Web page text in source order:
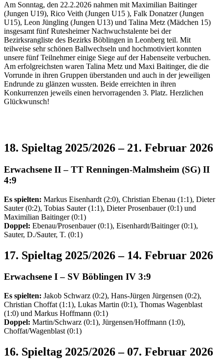
Am Sonntag, den 22.2.2026 nahmen mit Maximilian Baitinger
(Jungen U19), Rico Veith (Jungen U15 ), Falk Donatzer (Jungen
U15), Leon Jüngling (Jungen U13) und Talina Metz (Mädchen 15)
insgesamt fünf Rutesheimer Nachwuchstalente bei der
Bezirksrangliste des Bezirks Böblingen in Leonberg teil. Mit
teilweise sehr schönen Ballwechseln und hochmotiviert konnten
unsere fünf Teilnehmer einige Siege auf der Habenseite verbuchen.
Am erfolgreichsten waren Talina Metz und Maxi Baitinger, die die
Vorrunde in ihren Gruppen überstanden und auch in der jeweiligen
Endrunde zu glänzen wussten. Beide erreichten in ihren
Konkurrenzen jeweils einen hervorragenden 3. Platz. Herzlichen
Glückwunsch!
18. Spieltag 2025/2026 – 21. Februar 2026
Erwachsene II– TT Renningen-Malmsheim (SG) II
4:9
Es spielten: Markus Eisenhardt (2:0), Christian Ebenau (1:1), Dieter
Sauter (0:2), Tobias Sauter (1:1), Dieter Prosenbauer (0:1) und
Maximilian Baitinger (0:1)
Doppel: Ebenau/Prosenbauer (0:1), Eisenhardt/Baitinger (0:1),
Sauter, D./Sauter, T. (0:1)
17. Spieltag 2025/2026 – 14. Februar 2026
Erwachsene I– SV Böblingen IV 3:9
Es spielten: Jakob Schwarz (0:2), Hans-Jürgen Jürgensen (0:2),
Christian Choffat (1:1), Lukas Martin (0:1), Thomas Wagenblast
(1:0) und Markus Hoffmann (0:1)
Doppel: Martin/Schwarz (0:1), Jürgensen/Hoffmann (1:0),
Choffat/Wagenblast (0:1)
16. Spieltag 2025/2026 – 07. Februar 2026